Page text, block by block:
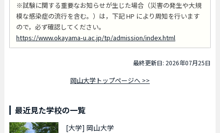
※試験に関する重要なお知らせが生じた場合（災害の発生や大規
模な感染症の流行を含む。）は，下記 HP により周知を行います
ので，必ず確認してください。
https://www.okayama-u.ac.jp/tp/admission/index.html
最終更新日: 2026年07月25日
岡山大学トップページへ >>
最近見た学校の一覧
[大学] 岡山大学